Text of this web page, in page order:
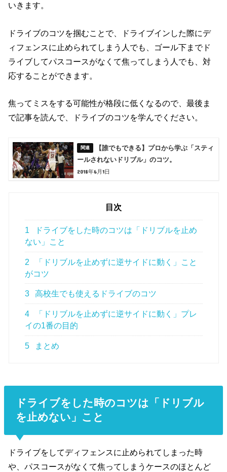
いきます。
ドライブのコツを掴むことで、ドライブインした際にデ
ィフェンスに止められてしまう人でも、ゴール下までド
ライブしてパスコースがなくて焦ってしまう人でも、対
応することができます。
焦ってミスをする可能性が格段に低くなるので、最後ま
で記事を読んで、ドライブのコツを学んでください。
【誰でもできる】プロから学ぶ「スティ
ールされないドリブル」のコツ。
2018年6月1日
目次
1
ドライブをした時のコツは「ドリブルを止め
ない」こと
2
「ドリブルを止めずに逆サイドに動く」こと
がコツ
3 高校生でも使えるドライブのコツ
4
「ドリブルを止めずに逆サイドに動く」プレ
イの1番の目的
5 まとめ
ドライブをした時のコツは「ドリブル
を止めない」こと
ドライブをしてディフェンスに止められてしまった時
や、パスコースがなくて焦ってしまうケースのほとんど